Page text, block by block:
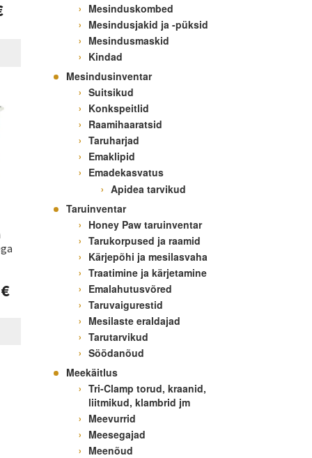
€
Mesinduskombed
Mesindusjakid ja -püksid
Mesindusmaskid
Kindad
Mesindusinventar
Suitsikud
Konkspeitlid
Raamihaaratsid
Taruharjad
Emaklipid
Emadekasvatus
Apidea tarvikud
Taruinventar
Honey Paw taruinventar
Tarukorpused ja raamid
Kärjepõhi ja mesilasvaha
Traatimine ja kärjetamine
Emalahutusvõred
Taruvaigurestid
Mesilaste eraldajad
Tarutarvikud
Söödanõud
Meekäitlus
Tri-Clamp torud, kraanid,
liitmikud, klambrid jm
Meevurrid
Meesegajad
Meenõud